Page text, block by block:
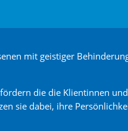
mit geistiger
die die Klientinnen
sie dabei, ihre